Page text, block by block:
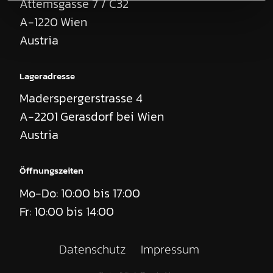
Anfrage:
Stückzahl
Leihbeginn
Leihende
Hinweis: Sie können Ihre Einwilligung jederzeit für die Zukunft per
E-Mail anoffice@supporting-role.at widerrufen.*
Attemsgasse 7 / C32
A-1220 Wien
Austria
Lageradresse
Maderspergerstrasse 4
A-2201 Gerasdorf bei Wien
Austria
Öffnungszeiten
Mo-Do: 10:00 bis 17:00
Fr: 10:00 bis 14:00
Datenschutz Impressum